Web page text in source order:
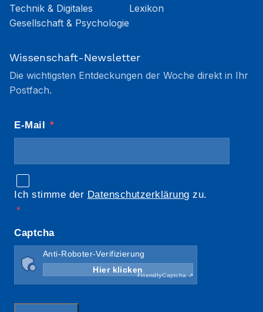
Technik & Digitales
Gesellschaft & Psychologie
Lexikon
Wissenschaft-Newsletter
Die wichtigsten Entdeckungen der Woche direkt in Ihr
Postfach.